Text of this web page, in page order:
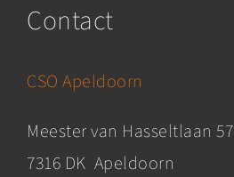
Contact
CSO Apeldoorn
Meester van Hasseltlaan 57
7316 DK Apeldoorn